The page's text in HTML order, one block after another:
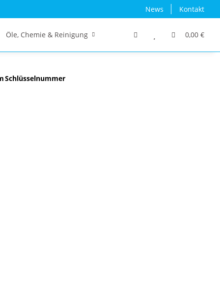
News Kontakt
0,00 €
Öle, Chemie & Reinigung Traktor/Schlepper/LKW
Schlüsselnummer